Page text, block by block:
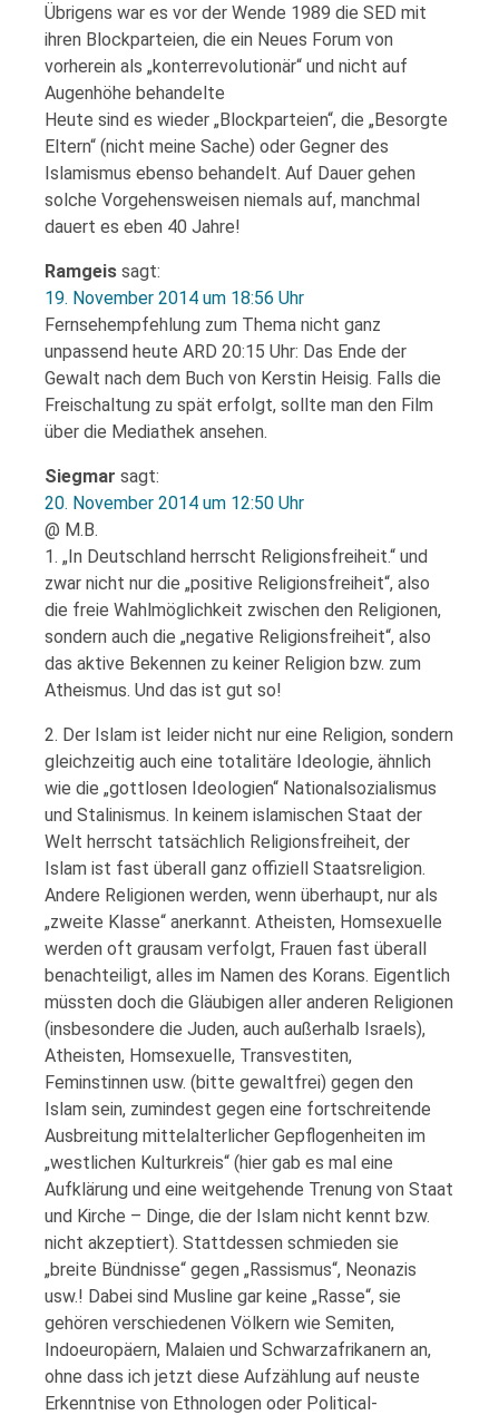
Übrigens war es vor der Wende 1989 die SED mit
ihren Blockparteien, die ein Neues Forum von
vorherein als „konterrevolutionär“ und nicht auf
Augenhöhe behandelte
Heute sind es wieder „Blockparteien“, die „Besorgte
Eltern“ (nicht meine Sache) oder Gegner des
Islamismus ebenso behandelt. Auf Dauer gehen
solche Vorgehensweisen niemals auf, manchmal
dauert es eben 40 Jahre!
Ramgeis sagt:
19. November 2014 um 18:56 Uhr
Fernsehempfehlung zum Thema nicht ganz
unpassend heute ARD 20:15 Uhr: Das Ende der
Gewalt nach dem Buch von Kerstin Heisig. Falls die
Freischaltung zu spät erfolgt, sollte man den Film
über die Mediathek ansehen.
Siegmar sagt:
20. November 2014 um 12:50 Uhr
@ M.B.
1. „In Deutschland herrscht Religionsfreiheit.“ und
zwar nicht nur die „positive Religionsfreiheit“, also
die freie Wahlmöglichkeit zwischen den Religionen,
sondern auch die „negative Religionsfreiheit“, also
das aktive Bekennen zu keiner Religion bzw. zum
Atheismus. Und das ist gut so!
2. Der Islam ist leider nicht nur eine Religion, sondern
gleichzeitig auch eine totalitäre Ideologie, ähnlich
wie die „gottlosen Ideologien“ Nationalsozialismus
und Stalinismus. In keinem islamischen Staat der
Welt herrscht tatsächlich Religionsfreiheit, der
Islam ist fast überall ganz offiziell Staatsreligion.
Andere Religionen werden, wenn überhaupt, nur als
„zweite Klasse“ anerkannt. Atheisten, Homsexuelle
werden oft grausam verfolgt, Frauen fast überall
benachteiligt, alles im Namen des Korans. Eigentlich
müssten doch die Gläubigen aller anderen Religionen
(insbesondere die Juden, auch außerhalb Israels),
Atheisten, Homsexuelle, Transvestiten,
Feminstinnen usw. (bitte gewaltfrei) gegen den
Islam sein, zumindest gegen eine fortschreitende
Ausbreitung mittelalterlicher Gepflogenheiten im
„westlichen Kulturkreis“ (hier gab es mal eine
Aufklärung und eine weitgehende Trenung von Staat
und Kirche – Dinge, die der Islam nicht kennt bzw.
nicht akzeptiert). Stattdessen schmieden sie
„breite Bündnisse“ gegen „Rassismus“, Neonazis
usw.! Dabei sind Musline gar keine „Rasse“, sie
gehören verschiedenen Völkern wie Semiten,
Indoeuropäern, Malaien und Schwarzafrikanern an,
ohne dass ich jetzt diese Aufzählung auf neuste
Erkenntnise von Ethnologen oder Political-